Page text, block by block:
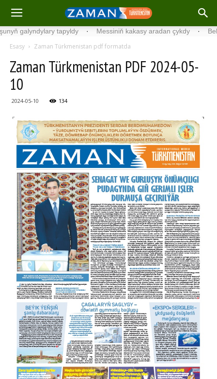
tapyldy · Messiniň kakasy aradan çykdy ·
Esasy Zaman Türkmenistan pdf formatda
Zaman Türkmenistan PDF 2024-05-
10
2024-05-10 134